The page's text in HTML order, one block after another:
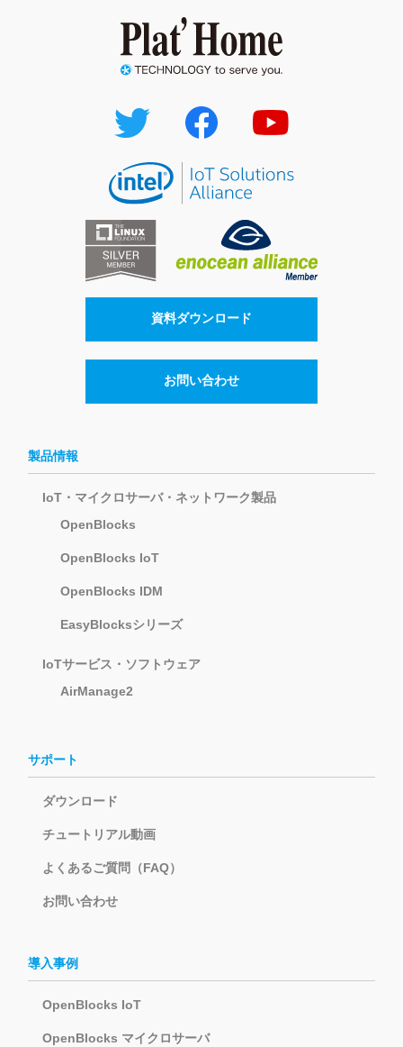
資料ダウンロード
お問い合わせ
製品情報
IoT・マイクロサーバ・ネットワーク製品
OpenBlocks
OpenBlocks IoT
OpenBlocks IDM
EasyBlocksシリーズ
IoTサービス・ソフトウェア
AirManage2
サポート
ダウンロード
チュートリアル動画
よくあるご質問（FAQ）
お問い合わせ
導入事例
OpenBlocks IoT
OpenBlocks マイクロサーバ